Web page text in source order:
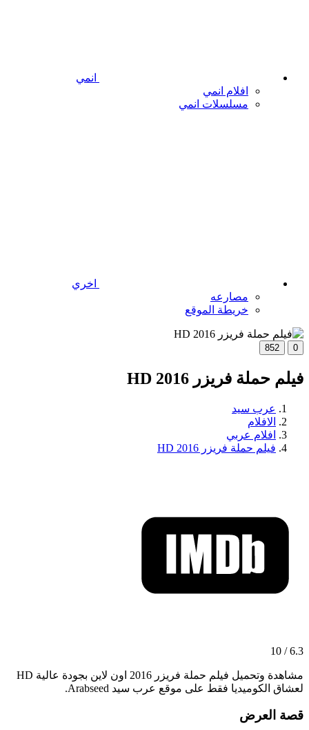
انمي
افلام انمي
مسلسلات انمي
اخري
مصارعه
خريطة الموقع
0
852
فيلم حملة فريزر 2016 HD
عرب سيد
الافلام
افلام عربي
فيلم حملة فريزر 2016 HD
6.3 / 10
مشاهدة وتحميل فيلم حملة فريزر 2016 اون لاين بجودة عالية HD
لعشاق الكوميديا فقط على موقع عرب سيد Arabseed.
قصة العرض